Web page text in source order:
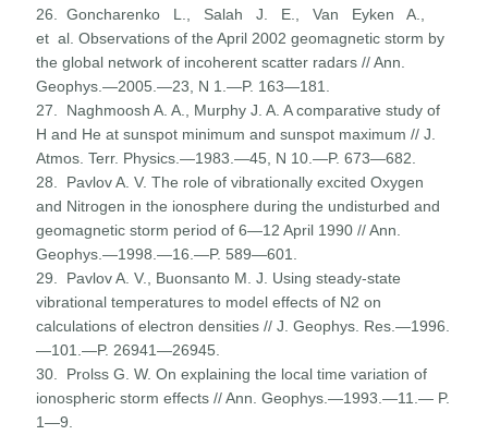
26. Goncharenko L., Salah J. E., Van Eyken A.,
et al. Observations of the April 2002 geomagnetic storm by
the global network of incoherent scatter radars // Ann.
Geophys.—2005.—23, N 1.—P. 163—181.
27. Naghmoosh A. A., Murphy J. A. A comparative study of
H and He at sunspot minimum and sunspot maximum // J.
Atmos. Terr. Physics.—1983.—45, N 10.—P. 673—682.
28. Pavlov A. V. The role of vibrationally excited Oxygen
and Nitrogen in the ionosphere during the undisturbed and
geomagnetic storm period of 6—12 April 1990 // Ann.
Geophys.—1998.—16.—P. 589—601.
29. Pavlov A. V., Buonsanto M. J. Using steady-state
vibration­al temperatures to model effects of N2 on
calculations of electron densities // J. Geophys. Res.—1996.
—101.—P. 26941—26945.
30. Prolss G. W. On explaining the local time variation of
ionospheric storm effects // Ann. Geophys.—1993.—11.— P.
1—9.